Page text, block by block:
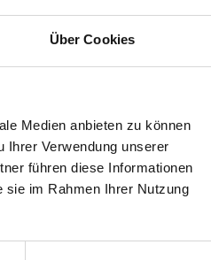
Über Cookies
Medien anbieten zu können
Ihrer Verwendung unserer
führen diese Informationen
sie im Rahmen Ihrer Nutzung
bzw.
Durch